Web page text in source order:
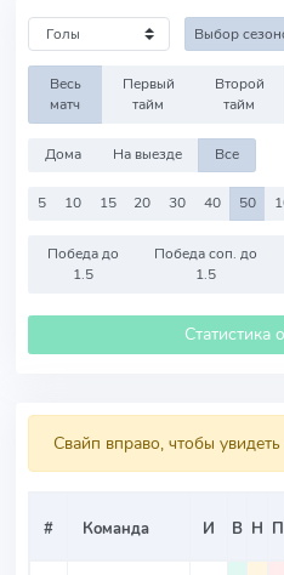
Выбор
Весь
матч
Первый
тайм
Второй
тайм
Дома На выезде Все
5 10 15 20 30 40 50
Победа до
1.5
Победа соп. до
1.5
Статистика
Свайп вправо, чтобы
# Команда И В Н П